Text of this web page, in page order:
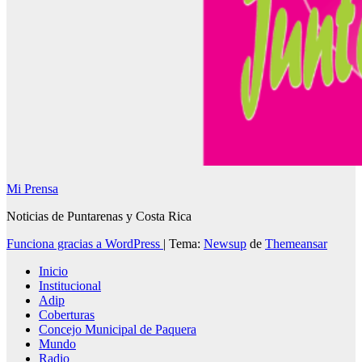
Mi Prensa
Noticias de Puntarenas y Costa Rica
Funciona gracias a WordPress | Tema: Newsup de Themeansar
Inicio
Institucional
Adip
Coberturas
Concejo Municipal de Paquera
Mundo
Radio